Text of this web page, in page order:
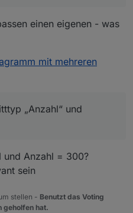
einen eigenen - was
mit mehreren
„Anzahl“ und
und Anzahl = 300?
sein
stellen - Benutzt das Voting
geholfen hat.